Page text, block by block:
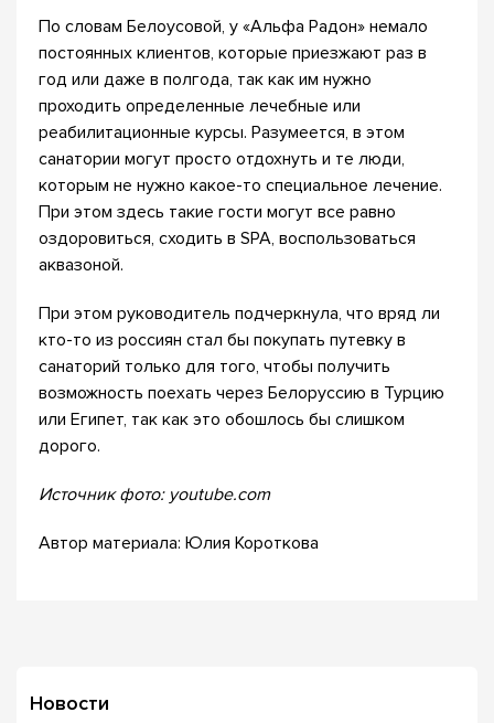
По словам Белоусовой, у «Альфа Радон» немало
постоянных клиентов, которые приезжают раз в
год или даже в полгода, так как им нужно
проходить определенные лечебные или
реабилитационные курсы. Разумеется, в этом
санатории могут просто отдохнуть и те люди,
которым не нужно какое-то специальное лечение.
При этом здесь такие гости могут все равно
оздоровиться, сходить в SPA, воспользоваться
аквазоной.
При этом руководитель подчеркнула, что вряд ли
кто-то из россиян стал бы покупать путевку в
санаторий только для того, чтобы получить
возможность поехать через Белоруссию в Турцию
или Египет, так как это обошлось бы слишком
дорого.
Источник фото: youtube.com
Автор материала: Юлия Короткова
Новости